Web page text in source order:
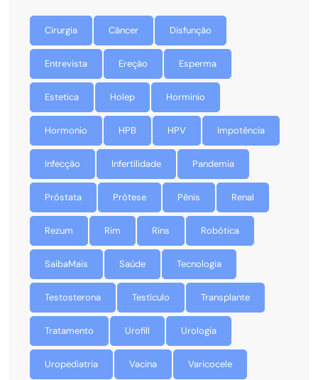
Cirurgia Câncer Disfunção
Entrevista Ereção Esperma
Estetica Holep Horminio
Hormonio HPB HPV Impotência
Infecção Infertilidade Pandemia
Próstata Prótese Pênis Renal
Rezum Rim Rins Robótica
SaibaMais Saúde Tecnologia
Testosterona Testículo Transplante
Tratamento Urofill Urologia
Uropediatria Vacina Varicocele